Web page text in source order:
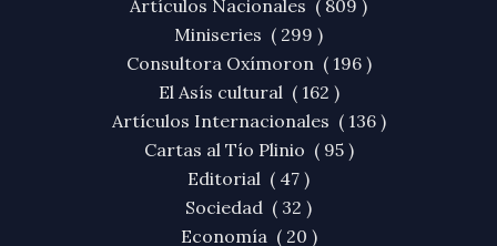
Artículos Nacionales ( 809 )
Miniseries ( 299 )
Consultora Oxímoron ( 196 )
El Asís cultural ( 162 )
Artículos Internacionales ( 136 )
Cartas al Tío Plinio ( 95 )
Editorial ( 47 )
Sociedad ( 32 )
Economía ( 20 )